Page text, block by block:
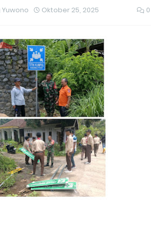
Oktober 25, 2025 0